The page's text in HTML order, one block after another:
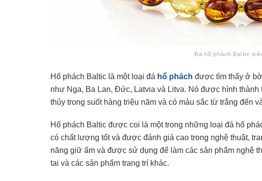
Đá hổ phách Baltic
Hổ phách Baltic là một loại đá hổ phách được tìm thấy ở
như Nga, Ba Lan, Đức, Latvia và Litva. Nó được hình
thủy trong suốt hàng triệu năm và có màu sắc từ trắng đến
Hổ phách Baltic được coi là một trong những loại đá hổ
có chất lượng tốt và được đánh giá cao trong nghệ thuật,
năng giữ ấm và được sử dụng để làm các sản phẩm nghệ
tai và các sản phẩm trang trí khác.